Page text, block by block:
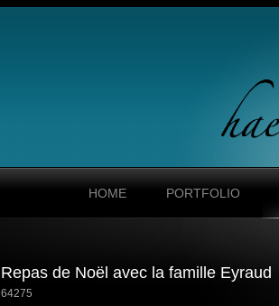
HOME PORTFOLIO
Repas de Noël avec la famille Eyraud
64275